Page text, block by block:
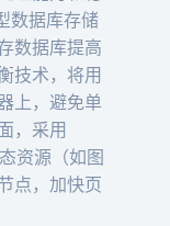
数据库存储
数据库提高
技术，将用
上，避免单
，采用
资源（如图
点，加快页